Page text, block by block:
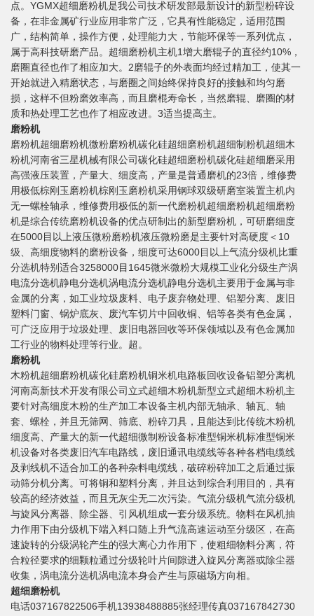
点。YGMX超细磨粉机是我公司技术研发部最新设计的新型粉碎设
备，在非金属矿行业应用非常广泛，它具有性能稳定，适用范围
广，结构简单，操作方便，处理能力大，节能环保等一系列优点，
属于高科技研磨产品。超细磨粉机主机1增大磨辊子的直径约10%，
磨圈直径也作了相应加大。2磨辊子的外表面均经过精加工，使其一
开始就进入精磨状态，与磨圈之间始终保持良好的接触和均匀磨
损，这样不但粉磨效率高，而且磨棍寿命长，当然磨辊、磨圈的材
质和热处理工艺也作了相应改进。3适当提高主。
磨粉机
磨粉机超细磨粉机微粉磨粉机碳化硅超细磨粉机超细制粉机超细木
粉机河南省三星机械有限公司碳化硅超细磨粉机碳化硅超细磨采用
高强液压装置，产量大、细度高，产量是普通磨机的23倍，维修费
用极低棕刚玉磨粉机棕刚玉磨粉机采用钢球双级研磨室装置主机内
无一螺栓轴承，维修费用极低的新一代磨粉机超细磨粉机超细磨粉
机是综合传统磨粉机设备的优点研制出的新型磨粉机，可研磨细度
在5000目以上液压微粉磨粉机液压微粉磨是主要针对高硬度＜10
级、高细度物料的磨粉设备，细度可达6000目以上气流分级机比重
分选机特别适合3258000目1645微米微粉大规模工业化分级生产涡
电流分选机静电分选机涡电流分选机静电分选机主要用于金属与非
金属的分离，如工业垃圾废料、电子废弃物处理、铝塑分离、废旧
塑料门窗、锅炉底灰、废汽车切片中回收铜、铝等各类有色金属，
可广泛应用于垃圾处理、废旧电器回收等环保领域以及有色金属加
工行业的物料处理等行业。超。
磨粉机
木粉机超细磨粉机碳化硅磨粉机铜米机电路板回收设备铝塑分离机
河南高新技术开发有限公司立式超细木粉机新型立式超细木粉机主
要针对高细度木粉的生产加工本设备主机内部无轴承、轴瓦、轴
套、螺栓，并且无筛网、筛底、粉碎刀具，且能达到比传统木粉机
细度高、产量大的新一代超细微制粉设备标准型铜米机标准型铜米
机设备对各类废旧汽车电路线，废旧通讯电缆线等各种各档电缆线
及剥线机不适合加工的各种杂料电缆线，破碎粉碎加工之后通过振
动筛分机分离。可将铜和塑料分离，并且达到综合利用目的，具有
较高的经济效益，而且无灰尘无二次污染。气流分级机气流分级机
与旋风分离器、除尘器、引风机组成一套分级系统。物料在风机抽
力作用下由分级机下端入料口随上升气流高速运动至分级区，在高
速旋转的分级涡轮产生的强大离心力作用下，使粗细物料分离，符
合粒径要求的细颗粒通过分级轮叶片间隙进入旋风分离器或除尘器
收集，涡电流分选机涡电流本身会产生与原磁场方向相。
超细磨粉机
电话037167822506手机13938488885张经理传真037167842730